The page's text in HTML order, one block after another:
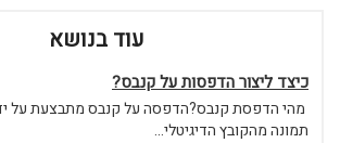
עוד בנושא
כיצד ליצור הדפסות על קנבס?
מהי הדפסת קנבס?הדפסה על קנבס מתבצעת על
תמונה מהקובץ הדיגיטלי...